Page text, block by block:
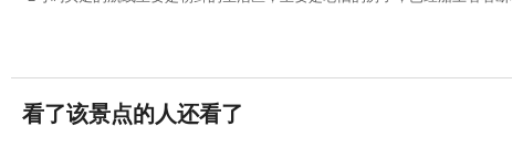
看了该景点的人还看了